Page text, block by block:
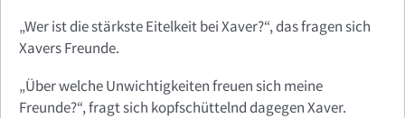
„Wer ist die stärkste Eitelkeit bei Xaver?“, das fragen sich
Xavers Freunde.
„Über welche Unwichtigkeiten freuen sich meine
Freunde?“, fragt sich kopfschüttelnd dagegen Xaver.